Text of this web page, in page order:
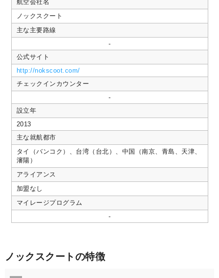
航空会社名
ノックスクート
主な主要路線
-
公式サイト
http://nokscoot.com/
チェックインカウンター
-
設立年
2013
主な就航都市
タイ（バンコク）、台湾（台北）、中国（南京、青島、天津、
瀋陽）
アライアンス
加盟なし
マイレージプログラム
-
ノックスクートの特徴